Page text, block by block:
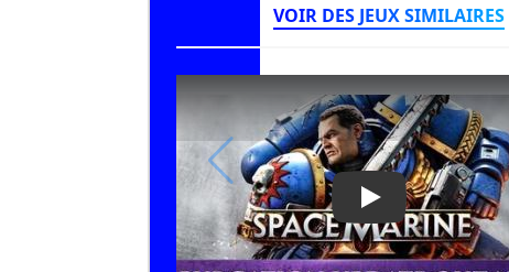
VOIR DES JEUX SIMILAIRES
Play Video: